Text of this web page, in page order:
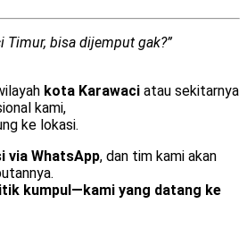
Timur, bisa dijemput gak?”
kota Karawaci atau sekitarnya
kami,
ke lokasi.
via WhatsApp, dan tim kami akan
kumpul—kami yang datang ke